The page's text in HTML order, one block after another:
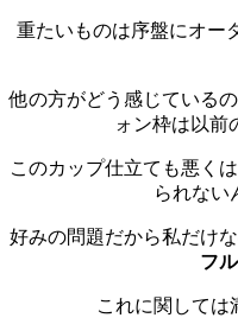
重たいものは序盤にオー
他の方がどう感じている
ォン枠は以前
このカップ仕立ても悪く
られない
好みの問題だから私だけ
フ
これに関しては